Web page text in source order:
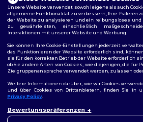
Allgemeine Geschäftsbedingungen
Datenschutzbestimmungen|Cookie-Richtlinie
Folge uns
Unsere Website verwendet sowohl eigene als auch
allgemeine Funktionalität zu verbessern, Ihre
der Website zu analysieren und ein reibungsloses
zu gewährleisten, einschließlich
Interaktionen mit unserer Website und Werbung.
Sie können Ihre Cookie-Einstellungen jederzeit
das Funktionieren der Website erforderlich sind,
sie für den korrekten Betrieb der Website erforderlich
ob Sie andere Arten von Cookies, wie diejenigen, die für
Zielgruppenansprache verwendet werden, zulassen
Weitere Informationen darüber, wie wir Cookies
und über Cookies von Drittanbietern, finden Sie in
Privacy Policy.
Bewertungspräferenzen